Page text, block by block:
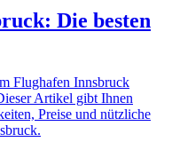
Die besten
Flughafen Innsbruck
Artikel gibt Ihnen
Preise und nützliche